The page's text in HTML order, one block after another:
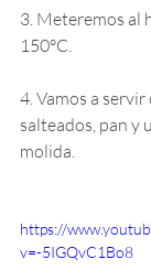
3. Meteremos al
150°C.
4. Vamos a
salteados, pan y
molida.
https://
v=-5IGQvC1Bo8